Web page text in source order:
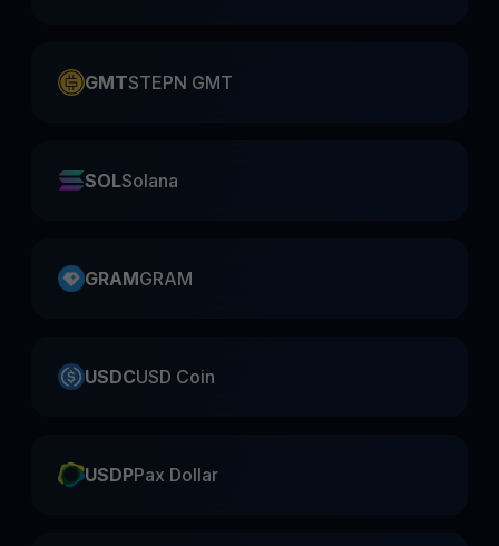
GMTSTEPN GMT
SOLSolana
GRAMGRAM
USDCUSD Coin
USDPPax Dollar